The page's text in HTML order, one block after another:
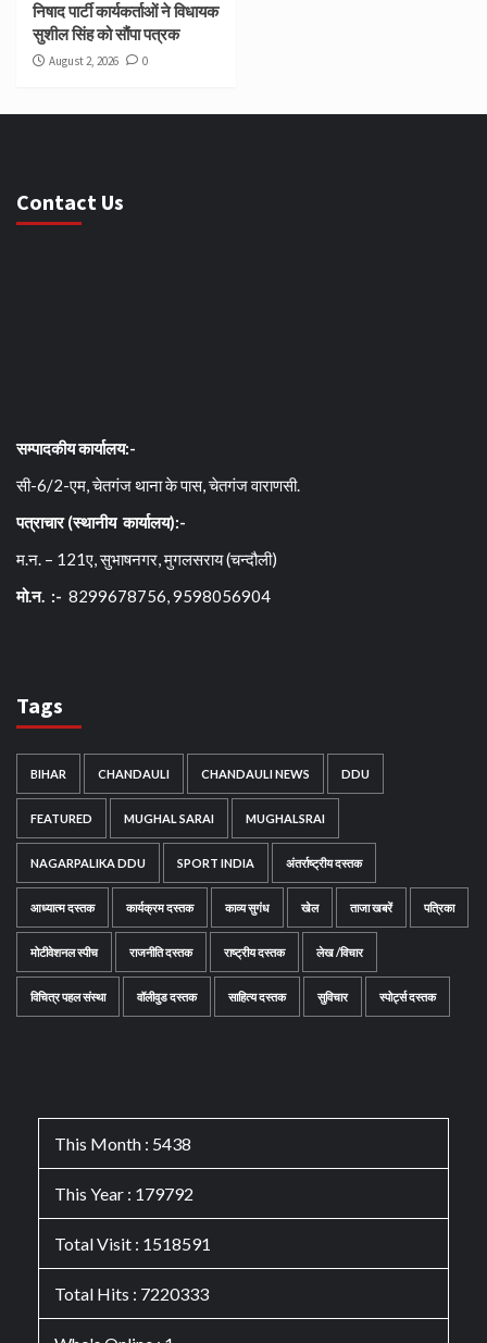
निषाद पार्टी कार्यकर्ताओं ने विधायक
सुशील सिंह को सौंपा पत्रक
August 2, 2026 0
Contact Us
सम्पादकीय कार्यालय:-
सी-6/2-एम, चेतगंज थाना के पास, चेतगंज वाराणसी.
पत्राचार (स्थानीय कार्यालय):-
म.न. – 121ए, सुभाषनगर, मुगलसराय (चन्दौली)
मो.न. :- 8299678756, 9598056904
Tags
BIHAR CHANDAULI CHANDAULI NEWS DDU
FEATURED MUGHAL SARAI MUGHALSRAI
NAGARPALIKA DDU SPORT INDIA अंतर्राष्ट्रीय दस्तक
आध्यात्म दस्तक कार्यक्रम दस्तक काव्य सुगंध खेल ताजा खबरें पत्रिका
मोटीवेशनल स्पीच राजनीति दस्तक राष्ट्रीय दस्तक लेख /विचार
विचित्र पहल संस्था वॉलीवुड दस्तक साहित्य दस्तक सुविचार स्पोर्ट्स दस्तक
This Month : 5438
This Year : 179792
Total Visit : 1518591
Total Hits : 7220333